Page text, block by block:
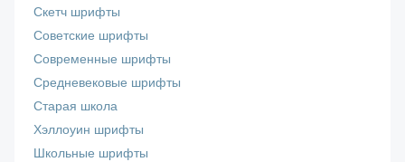
Скетч шрифты
Советские шрифты
Современные шрифты
Средневековые шрифты
Старая школа
Хэллоуин шрифты
Школьные шрифты